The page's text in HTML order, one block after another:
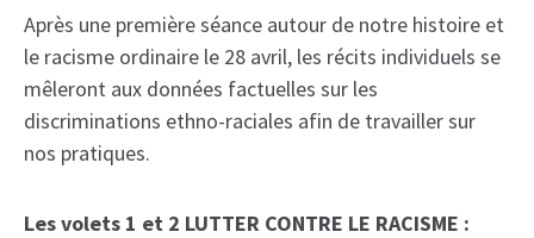
Après une première séance autour de notre histoire et
le racisme ordinaire le 28 avril, les récits individuels se
mêleront aux données factuelles sur les
discriminations ethno-raciales afin de travailler sur
nos pratiques.
Les volets 1 et 2 LUTTER CONTRE LE RACISME :